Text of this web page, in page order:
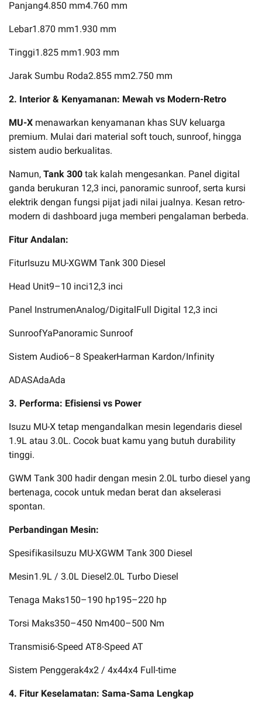
Panjang4.850 mm4.760 mm
Lebar1.870 mm1.930 mm
Tinggi1.825 mm1.903 mm
Jarak Sumbu Roda2.855 mm2.750 mm
2. Interior & Kenyamanan: Mewah vs Modern-Retro
MU-X menawarkan kenyamanan khas SUV keluarga
premium. Mulai dari material soft touch, sunroof, hingga
sistem audio berkualitas.
Namun, Tank 300 tak kalah mengesankan. Panel digital
ganda berukuran 12,3 inci, panoramic sunroof, serta kursi
elektrik dengan fungsi pijat jadi nilai jualnya. Kesan retro-
modern di dashboard juga memberi pengalaman berbeda.
Fitur Andalan:
FiturIsuzu MU-XGWM Tank 300 Diesel
Head Unit9–10 inci12,3 inci
Panel InstrumenAnalog/DigitalFull Digital 12,3 inci
SunroofYaPanoramic Sunroof
Sistem Audio6–8 SpeakerHarman Kardon/Infinity
ADASAdaAda
3. Performa: Efisiensi vs Power
Isuzu MU-X tetap mengandalkan mesin legendaris diesel
1.9L atau 3.0L. Cocok buat kamu yang butuh durability
tinggi.
GWM Tank 300 hadir dengan mesin 2.0L turbo diesel yang
bertenaga, cocok untuk medan berat dan akselerasi
spontan.
Perbandingan Mesin:
SpesifikasiIsuzu MU-XGWM Tank 300 Diesel
Mesin1.9L / 3.0L Diesel2.0L Turbo Diesel
Tenaga Maks150–190 hp195–220 hp
Torsi Maks350–450 Nm400–500 Nm
Transmisi6-Speed AT8-Speed AT
Sistem Penggerak4x2 / 4x44x4 Full-time
4. Fitur Keselamatan: Sama-Sama Lengkap